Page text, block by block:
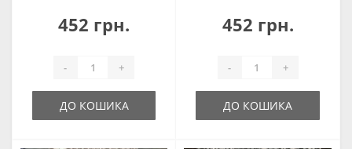
452 грн.
- +
ДО КОШИКА
452 грн.
- +
ДО КОШИКА